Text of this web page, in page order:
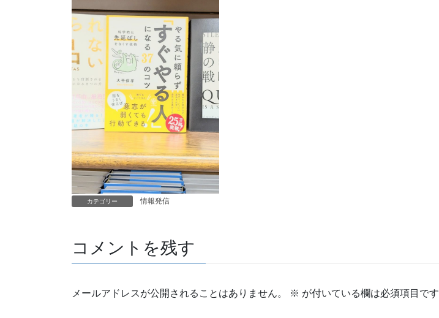
カテゴリー 情報発信
コメントを残す
メールアドレスが公開されることはありません。 ※ が付いている欄は必須項目です